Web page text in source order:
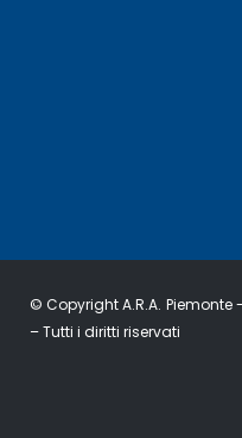
© Copyright A.R.A. Piemonte -
– Tutti i diritti riservati